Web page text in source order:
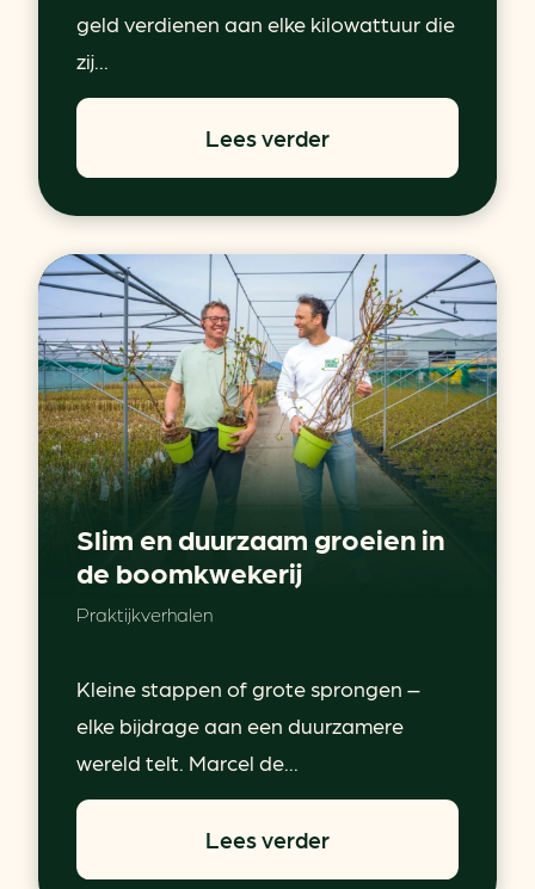
geld verdienen aan elke kilowattuur die
zij...
Lees verder
Slim en duurzaam groeien in
de boomkwekerij
Praktijkverhalen
Kleine stappen of grote sprongen –
elke bijdrage aan een duurzamere
wereld telt. Marcel de...
Lees verder